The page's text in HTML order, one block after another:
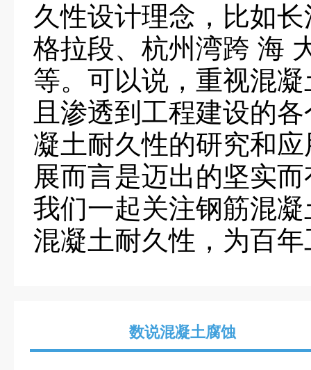
久性设计理念，比如
格拉段、杭州湾跨 海
等。可以说，重视混
且渗透到工程建设的
凝土耐久性的研究和
展而言是迈出的坚实
我们一起关注钢筋混
混凝土耐久性，为百
数说混凝土腐蚀